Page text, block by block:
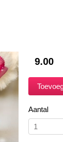
9.00
Aantal